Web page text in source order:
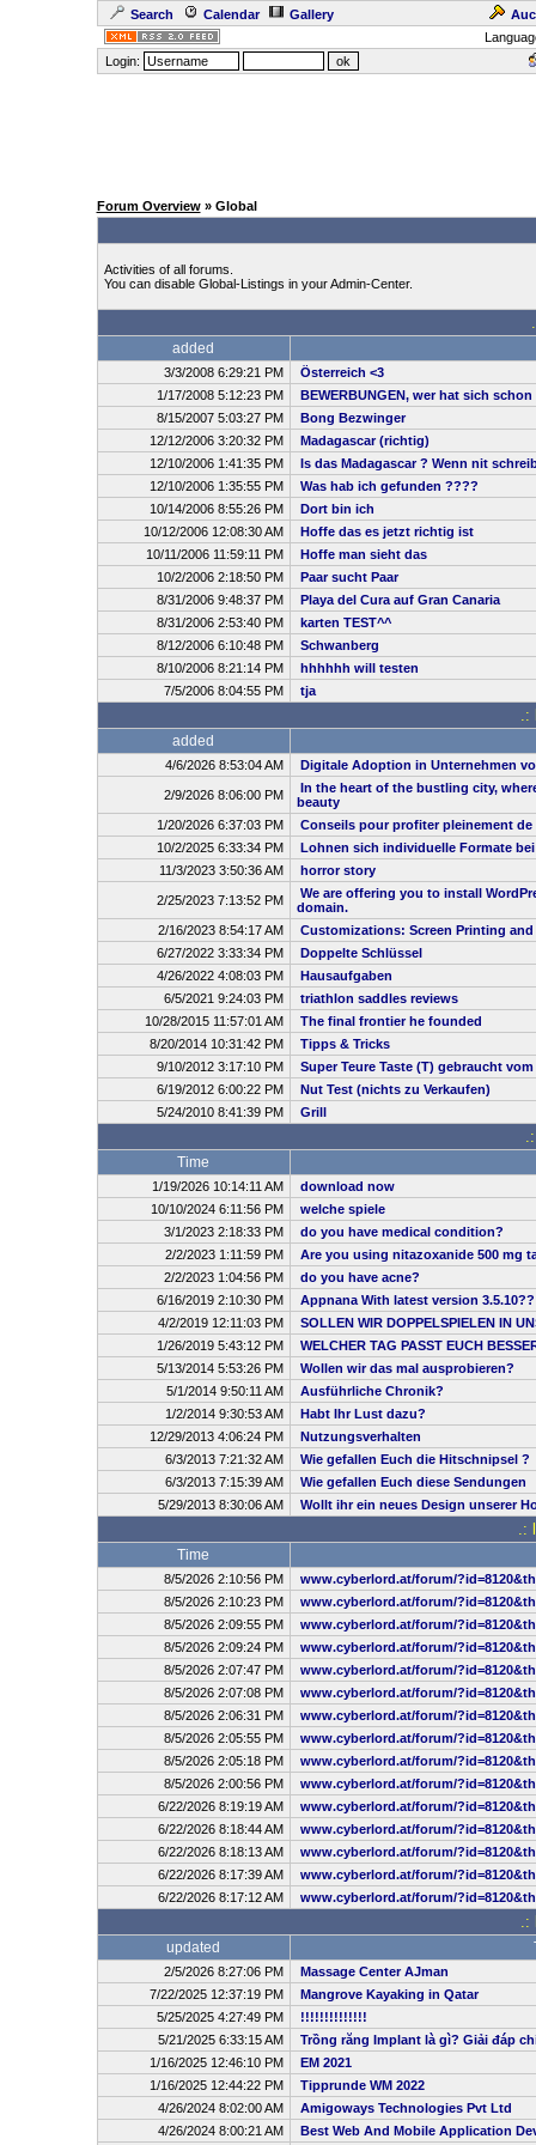
Search Calendar Gallery
Login:
Forum Overview» Global
Activities of all forums.
You can disable Global-Listings in your Admin-Center.
added
3/3/2008 6:29:21 PM
Österreich <3
1/17/2008 5:12:23 PM
BEWERBUNGEN, wer hat sich
8/15/2007 5:03:27 PM
Bong Bezwinger
12/12/2006 3:20:32 PM
Madagascar (richtig)
12/10/2006 1:41:35 PM
Is das Madagascar ? Wenn nit
12/10/2006 1:35:55 PM
Was hab ich gefunden ????
10/14/2006 8:55:26 PM
Dort bin ich
10/12/2006 12:08:30 AM
Hoffe das es jetzt richtig ist
10/11/2006 11:59:11 PM
Hoffe man sieht das
10/2/2006 2:18:50 PM
Paar sucht Paar
8/31/2006 9:48:37 PM
Playa del Cura auf Gran Canaria
8/31/2006 2:53:40 PM
karten TEST^^
8/12/2006 6:10:48 PM
Schwanberg
8/10/2006 8:21:14 PM
hhhhhh will testen
7/5/2006 8:04:55 PM
tja
.:
added
4/6/2026 8:53:04 AM Digitale Adoption in Unternehmen
2/9/2026 8:06:00 PM
In the heart of the bustling city,
beauty
1/20/2026 6:37:03 PM
Conseils pour profiter pleinement de
10/2/2025 6:33:34 PM
Lohnen sich individuelle Formate
11/3/2023 3:50:36 AM
horror story
2/25/2023 7:13:52 PM
We are offering you to install
domain.
2/16/2023 8:54:17 AM
Customizations: Screen Printing and
6/27/2022 3:33:34 PM
Doppelte Schlüssel
4/26/2022 4:08:03 PM
Hausaufgaben
6/5/2021 9:24:03 PM
triathlon saddles reviews
10/28/2015 11:57:01 AM
The final frontier he founded
8/20/2014 10:31:42 PM
Tipps & Tricks
9/10/2012 3:17:10 PM
Super Teure Taste (T) gebraucht
6/19/2012 6:00:22 PM
Nut Test (nichts zu Verkaufen)
5/24/2010 8:41:39 PM
Grill
Time
1/19/2026 10:14:11 AM
download now
10/10/2024 6:11:56 PM
welche spiele
3/1/2023 2:18:33 PM
do you have medical condition?
2/2/2023 1:11:59 PM
Are you using nitazoxanide 500 mg
2/2/2023 1:04:56 PM
do you have acne?
6/16/2019 2:10:30 PM
Appnana With latest version 3.5.10??
4/2/2019 12:11:03 PM
SOLLEN WIR DOPPELSPIELEN IN
1/26/2019 5:43:12 PM
WELCHER TAG PASST EUCH
5/13/2014 5:53:26 PM
Wollen wir das mal ausprobieren?
5/1/2014 9:50:11 AM
Ausführliche Chronik?
1/2/2014 9:30:53 AM
Habt Ihr Lust dazu?
12/29/2013 4:06:24 PM
Nutzungsverhalten
6/3/2013 7:21:32 AM
Wie gefallen Euch die Hitschnipsel ?
6/3/2013 7:15:39 AM
Wie gefallen Euch diese Sendungen
5/29/2013 8:30:06 AM
Wollt ihr ein neues Design unserer
.:
Time
8/5/2026 2:10:56 PM
www.cyberlord.at/forum/
8/5/2026 2:10:23 PM
www.cyberlord.at/forum/
8/5/2026 2:09:55 PM
www.cyberlord.at/forum/
8/5/2026 2:09:24 PM
www.cyberlord.at/forum/
8/5/2026 2:07:47 PM
www.cyberlord.at/forum/
8/5/2026 2:07:08 PM
www.cyberlord.at/forum/
8/5/2026 2:06:31 PM
www.cyberlord.at/forum/
8/5/2026 2:05:55 PM
www.cyberlord.at/forum/
8/5/2026 2:05:18 PM
www.cyberlord.at/forum/
8/5/2026 2:00:56 PM
www.cyberlord.at/forum/
6/22/2026 8:19:19 AM
www.cyberlord.at/forum/
6/22/2026 8:18:44 AM
www.cyberlord.at/forum/
6/22/2026 8:18:13 AM
www.cyberlord.at/forum/
6/22/2026 8:17:39 AM
www.cyberlord.at/forum/
6/22/2026 8:17:12 AM
www.cyberlord.at/forum/
.:
updated
2/5/2026 8:27:06 PM
Massage Center AJman
7/22/2025 12:37:19 PM
Mangrove Kayaking in Qatar
5/25/2025 4:27:49 PM
!!!!!!!!!!!!!!
5/21/2025 6:33:15 AM
Trồng răng Implant là gì? Giải đáp
1/16/2025 12:46:10 PM
EM 2021
1/16/2025 12:44:22 PM
Tipprunde WM 2022
4/26/2024 8:02:00 AM
Amigoways Technologies Pvt Ltd
4/26/2024 8:00:21 AM
Best Web And Mobile Application